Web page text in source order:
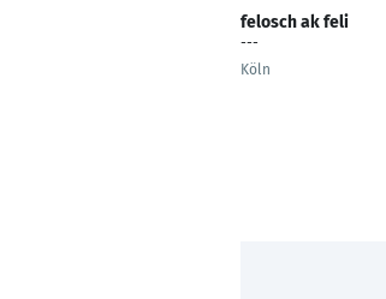
felosch ak feli
---
Köln